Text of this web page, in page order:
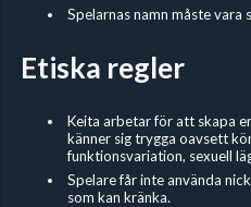
Spelarnas namn måste vara
Etiska regler
Keita arbetar för att skapa
känner sig trygga oavsett
funktionsvariation, sexuell
Spelare får inte använda
som kan kränka.